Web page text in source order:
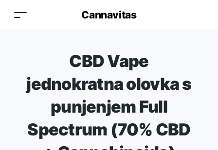
Cannavitas
CBD Vape
jednokratna olovka s
punjenjem Full
Spectrum (70% CBD